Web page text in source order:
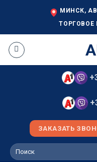
МИНСК,
ТОРГОВОЕ
ЗАКАЗАТЬ
Искать: